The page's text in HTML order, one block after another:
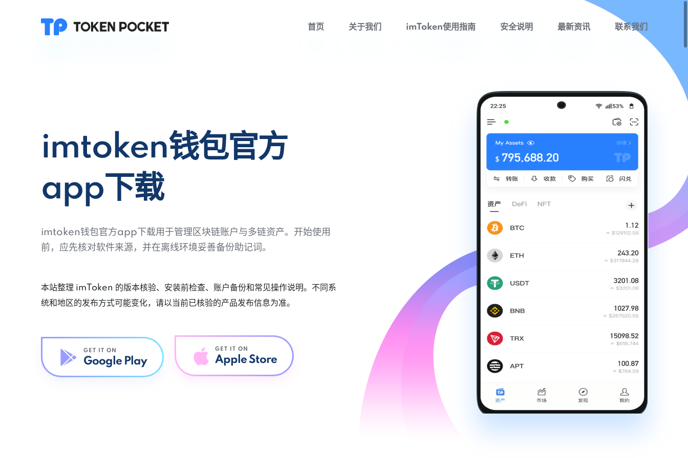
首页 关于我们 imToken使用指南 安全说明 最新资讯 联系我们
imtoken钱包官方
app下载
imtoken钱包官方app下载用于管理区块链账户与多链资产。开始使用
前，应先核对软件来源，并在离线环境妥善备份助记词。
本站整理 imToken 的版本核验、安装前检查、账户备份和常见操作说明。不同系
统和地区的发布方式可能变化，请以当前已核验的产品发布信息为准。
GET IT ON
Google Play
GET IT ON
Apple Store